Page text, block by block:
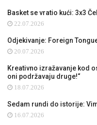
Basket se vratio kući: 3x3
22.07.2026
Odjekivanje: Foreign
20.07.2026
Kreativno izražavanje kod
oni podržavaju druge!“
18.07.2026
Sedam rundi do istorije:
16.07.2026